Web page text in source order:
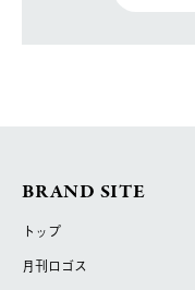
BRAND SITE
トップ
月刊ロゴス